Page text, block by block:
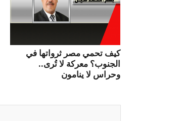
كيف تحمي مصر ثرواتها في
الجنوب؟ معركة لا تُرى..
وحراس لا ينامون